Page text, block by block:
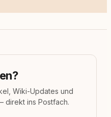
Wiki-Updates und
direkt ins Postfach.